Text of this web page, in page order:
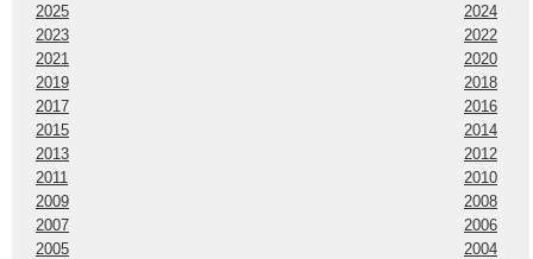
2025
2024
2023
2022
2021
2020
2019
2018
2017
2016
2015
2014
2013
2012
2011
2010
2009
2008
2007
2006
2005
2004